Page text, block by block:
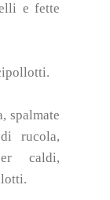
e fette
spalmate
rucola,
caldi,